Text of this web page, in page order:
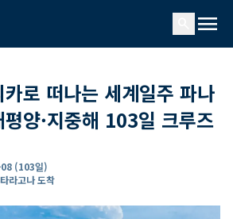
menu
로 떠나는 세계일주 파나
양·지중해 103일 크루즈
(103일)
라고나 도착